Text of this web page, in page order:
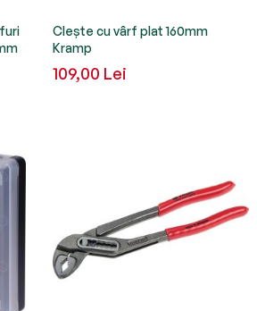
Clește cu vârf plat 160mm
Kramp
109,00 Lei